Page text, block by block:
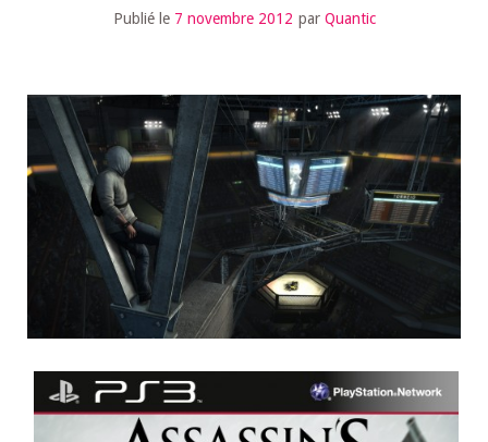
Publié le 7 novembre 2012 par Quantic